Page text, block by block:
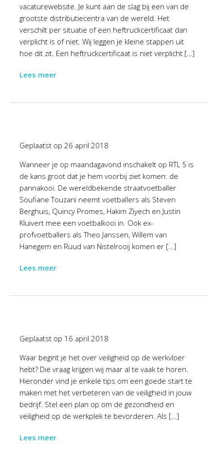
vacaturewebsite. Je kunt aan de slag bij een van de
grootste distributiecentra van de wereld. Het
verschilt per situatie of een heftruckcertificaat dan
verplicht is of niet. Wij leggen je kleine stappen uit
hoe dit zit. Een heftruckcertificaat is niet verplicht […]
Lees meer
Geplaatst op 26 april 2018
Wanneer je op maandagavond inschakelt op RTL 5 is
de kans groot dat je hem voorbij ziet komen: de
pannakooi. De wereldbekende straatvoetballer
Soufiane Touzani neemt voetballers als Steven
Berghuis, Quincy Promes, Hakim Ziyech en Justin
Kluivert mee een voetbalkooi in. Ook ex-
profvoetballers als Theo Janssen, Willem van
Hanegem en Ruud van Nistelrooij komen er […]
Lees meer
Geplaatst op 16 april 2018
Waar begint je het over veiligheid op de werkvloer
hebt? Die vraag krijgen wij maar al te vaak te horen.
Hieronder vind je enkele tips om een goede start te
maken met het verbeteren van de veiligheid in jouw
bedrijf. Stel een plan op om de gezondheid en
veiligheid op de werkplek te bevorderen. Als […]
Lees meer